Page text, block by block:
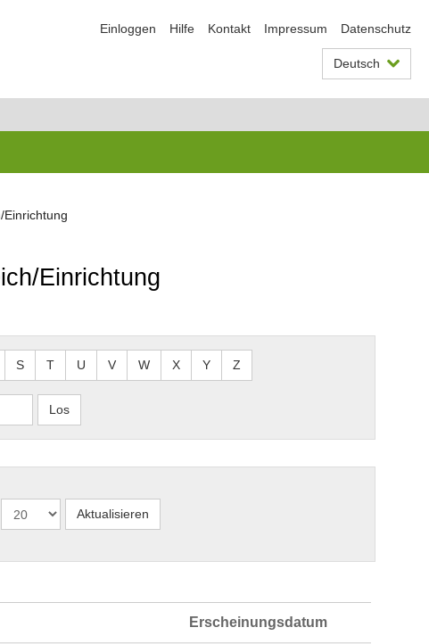
Einloggen Hilfe Kontakt Impressum Datenschutz
Deutsch
Einrichtung
Einrichtung
S T U V W X Y Z
Erscheinungsdatum